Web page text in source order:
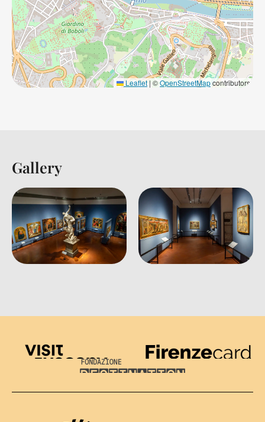
Leaflet|©OpenStreetMapcontributors
Gallery
Visit Tuscany
Firenze Card
Destination Florence